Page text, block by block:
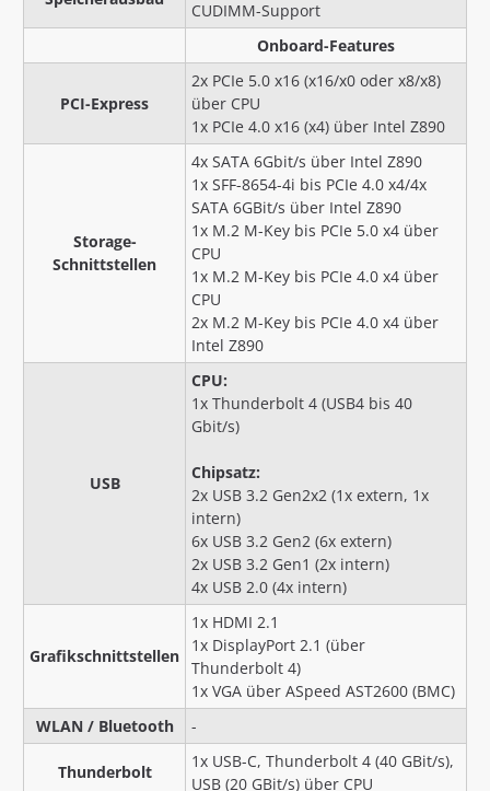
CUDIMM-Support
Onboard-Features
PCI-Express
2x PCIe 5.0 x16 (x16/x0 oder x8/x8)
über CPU
1x PCIe 4.0 x16 (x4) über Intel Z890
Storage-
Schnittstellen
4x SATA 6Gbit/s über Intel Z890
1x SFF-8654-4i bis PCIe 4.0 x4/4x
SATA 6GBit/s über Intel Z890
1x M.2 M-Key bis PCIe 5.0 x4 über
CPU
1x M.2 M-Key bis PCIe 4.0 x4 über
CPU
2x M.2 M-Key bis PCIe 4.0 x4 über
Intel Z890
USB
CPU:
1x Thunderbolt 4 (USB4 bis 40
Gbit/s)
Chipsatz:
2x USB 3.2 Gen2x2 (1x extern, 1x
intern)
6x USB 3.2 Gen2 (6x extern)
2x USB 3.2 Gen1 (2x intern)
4x USB 2.0 (4x intern)
Grafikschnittstellen
1x HDMI 2.1
1x DisplayPort 2.1 (über
Thunderbolt 4)
1x VGA über ASpeed AST2600 (BMC)
WLAN / Bluetooth
-
Thunderbolt
1x USB-C, Thunderbolt 4 (40 GBit/s),
USB (20 GBit/s) über CPU